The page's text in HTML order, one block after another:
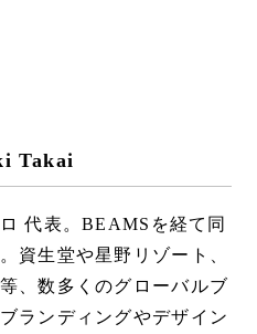
Takai
代表。BEAMSを経て同
資生堂や星野リゾート、
、数多くのグローバルブ
ランディングやデザイン